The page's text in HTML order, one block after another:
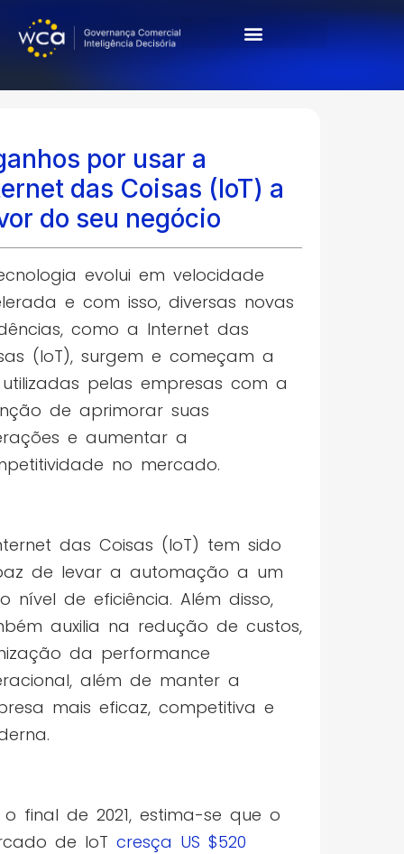
por usar a
das Coisas (IoT) a
do seu negócio
evolui em velocidade
e com isso, diversas novas
como a Internet das
(IoT), surgem e começam a
pelas empresas com a
de aprimorar suas
e aumentar a
no mercado.
das Coisas (IoT) tem sido
de levar a automação a um
nível de eficiência. Além disso,
auxilia na redução de custos,
da performance
além de manter a
mais eficaz, competitiva e
o final de 2021, estima-se que o
de IoT cresça US $520